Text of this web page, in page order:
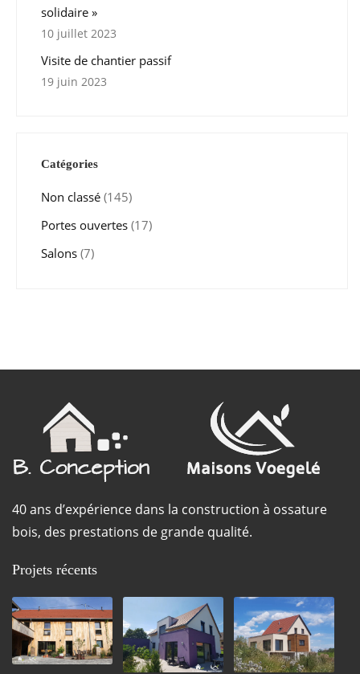
solidaire »
10 juillet 2023
Visite de chantier passif
19 juin 2023
Catégories
Non classé (145)
Portes ouvertes (17)
Salons (7)
40 ans d’expérience dans la construction à ossature
bois, des prestations de grande qualité.
Projets récents